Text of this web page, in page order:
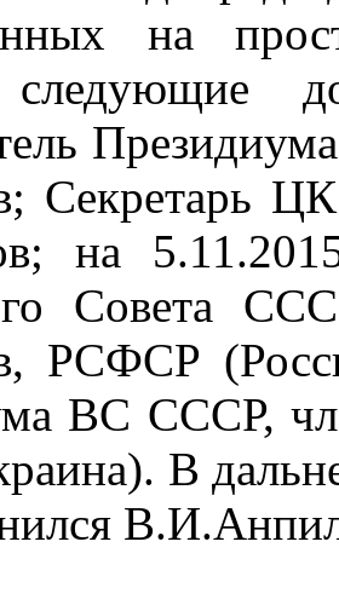
на
следующие
Секретарь
на
Совета
РСФСР
ВС СССР,
В